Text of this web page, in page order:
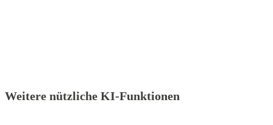
Weitere nützliche KI-Funktionen